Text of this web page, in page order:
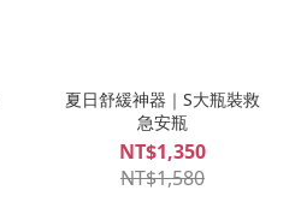
夏日舒緩神器｜S大瓶裝救
急安瓶
NT$1,350
NT$1,580